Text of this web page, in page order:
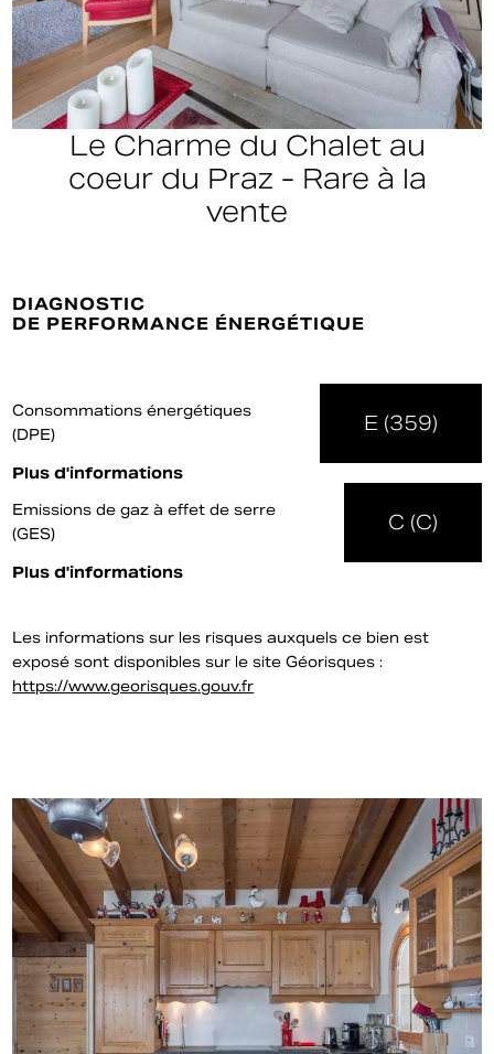
Le Charme du Chalet au
coeur du Praz - Rare à la
vente
DIAGNOSTIC
DE PERFORMANCE ÉNERGÉTIQUE
Consommations énergétiques
(DPE)
E (359)
Plus d'informations
Emissions de gaz à effet de serre
(GES)
C (C)
Plus d'informations
Les informations sur les risques auxquels ce bien est
exposé sont disponibles sur le site Géorisques :
https://www.georisques.gouv.fr